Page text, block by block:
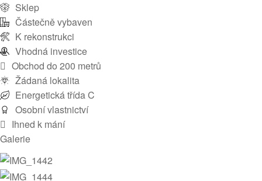
Sklep
Částečně vybaven
K rekonstrukci
Vhodná investice
Obchod do 200 metrů
Žádaná lokalita
Energetická třída C
Osobní vlastnictví
Ihned k mání
Galerie